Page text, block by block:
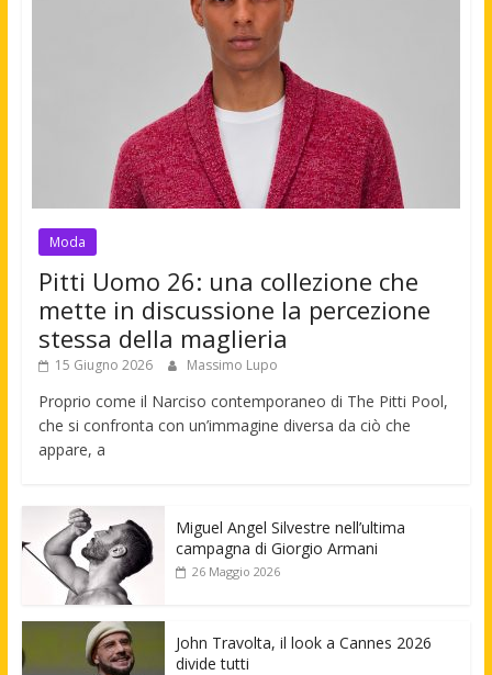
Moda
Pitti Uomo 26: una collezione che
mette in discussione la percezione
stessa della maglieria
15 Giugno 2026 Massimo Lupo
Proprio come il Narciso contemporaneo di The Pitti Pool,
che si confronta con un’immagine diversa da ciò che
appare, a
Miguel Angel Silvestre nell’ultima
campagna di Giorgio Armani
26 Maggio 2026
John Travolta, il look a Cannes 2026
divide tutti